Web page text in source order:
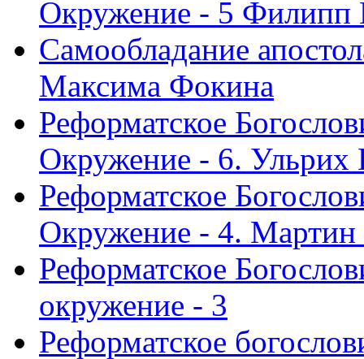
Окружение - 5 Филипп
Самообладание
Максима Фокина
Реформатское
Окружение - 6. Ульрих
Реформатское
Окружение - 4.
Реформатское
окружение - 3
Реформатское